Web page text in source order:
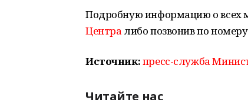
Подробную информацию о всех
Центра либо позвонив по
Источник:пресс-служба
Читайте нас